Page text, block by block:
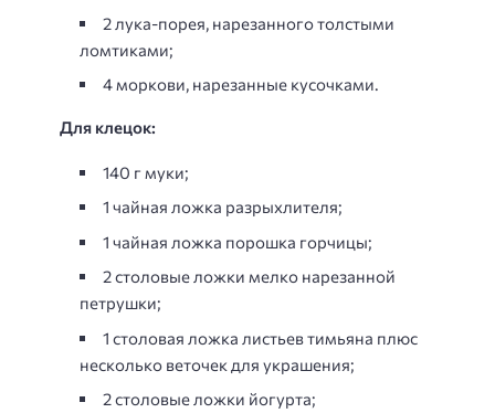
2 лука-порея, нарезанного толстыми
ломтиками;
4 моркови, нарезанные кусочками.
Для клецок:
140 г муки;
1 чайная ложка разрыхлителя;
1 чайная ложка порошка горчицы;
2 столовые ложки мелко нарезанной
петрушки;
1 столовая ложка листьев тимьяна плюс
несколько веточек для украшения;
2 столовые ложки йогурта;